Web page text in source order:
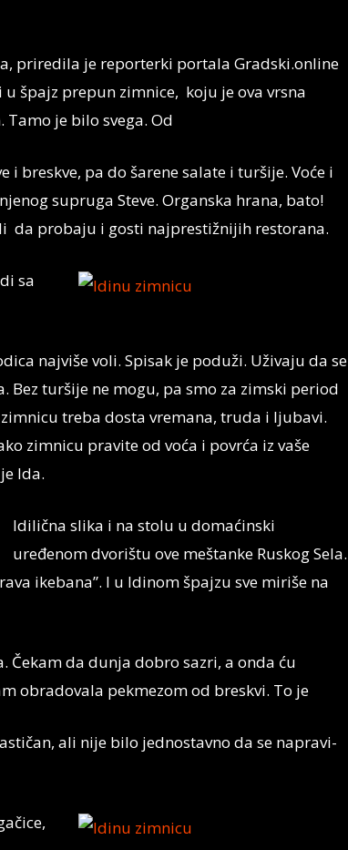
priredila je reporterki portala Gradski.online
špajz prepun zimnice, koju je ova vrsna
je bilo svega. Od
i breskve, pa do šarene salate i turšije. Voće i
supruga Steve. Organska hrana, bato!
da probaju i gosti najprestižnijih restorana.
sa
najviše voli. Spisak je poduži. Uživaju da se
turšije ne mogu, pa smo za zimski period
treba dosta vremana, truda i ljubavi.
zimnicu pravite od voća i povrća iz vaše
Ida.
Idilična slika i na stolu u domaćinski
uređenom dvorištu ove meštanke Ruskog Sela.
ikebana”. I u Idinom špajzu sve miriše na
da dunja dobro sazri, a onda ću
obradovala pekmezom od breskvi. To je
ali nije bilo jednostavno da se napravi-